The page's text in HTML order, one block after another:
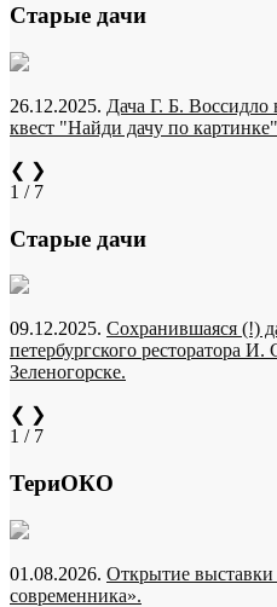
Старые дачи
26.12.2025. Дача Г. Б. Воссидло
квест "Найди дачу по
❮ ❯
1 / 7
Старые дачи
09.12.2025. Сохранившаяся (!)
петербургского ресторатора
Зеленогорске.
❮ ❯
1 / 7
ТериОКО
01.08.2026. Открытие
современника».